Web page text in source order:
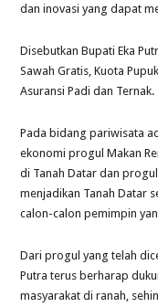
dan inovasi yang dapat
Disebutkan Bupati Eka
Sawah Gratis, Kuota
Asuransi Padi dan Ternak.
Pada bidang pariwisata
ekonomi progul Makan
di Tanah Datar dan
menjadikan Tanah Datar
calon-calon pemimpin
Dari progul yang telah
Putra terus berharap
masyarakat di ranah,